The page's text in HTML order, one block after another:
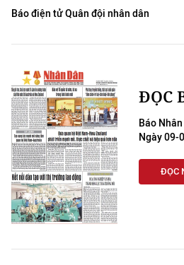
Báo điện tử Quân đội nhân dân
ĐỌC
Báo
Ngày 09-
ĐỌC